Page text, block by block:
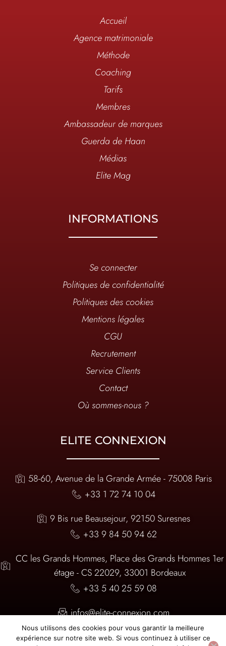
Accueil
Agence matrimoniale
Méthode
Coaching
Tarifs
Membres
Ambassadeur de marques
Guerda de Haan
Médias
Elite Mag
INFORMATIONS
Se connecter
Politiques de confidentialité
Politiques des cookies
Mentions légales
CGU
Recrutement
Service Clients
Contact
Où sommes-nous ?
ELITE CONNEXION
58-60, Avenue de la Grande Armée - 75008 Paris
+33 1 72 74 10 04
9 Bis rue Beausejour, 92150 Suresnes
+33 9 84 50 94 62
CC les Grands Hommes, Place des Grands Hommes 1er
étage - CS 22029, 33001 Bordeaux
+33 5 40 25 59 08
infos@elite-connexion.com
Nous utilisons des cookies pour vous garantir la meilleure
expérience sur notre site web. Si vous continuez à utiliser ce